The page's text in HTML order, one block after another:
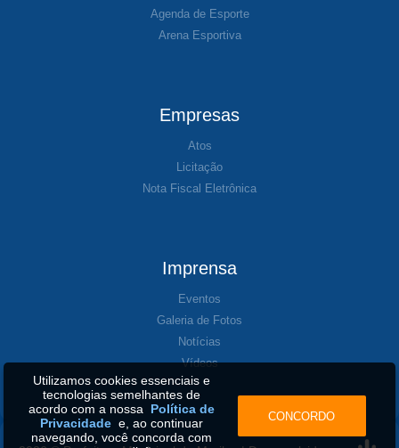
Agenda de Esporte
Arena Esportiva
Empresas
Atos
Licitação
Nota Fiscal Eletrônica
Imprensa
Eventos
Galeria de Fotos
Notícias
Vídeos
Utilizamos cookies essenciais e
tecnologias semelhantes de
acordo com a nossa Política de
Privacidadee, ao continuar
navegando, você concorda com
CONCORDO